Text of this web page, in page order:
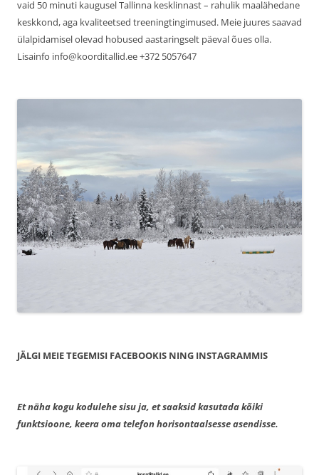
vaid 50 minuti kaugusel Tallinna kesklinnast – rahulik maalähedane
keskkond, aga kvaliteetsed treeningtingimused. Meie juures saavad
ülalpidamisel olevad hobused aastaringselt päeval õues olla.
Lisainfo info@koorditallid.ee +372 5057647
JÄLGI MEIE TEGEMISI FACEBOOKIS NING INSTAGRAMMIS
Et näha kogu kodulehe sisu ja, et saaksid kasutada kõiki
funktsioone, keera oma telefon horisontaalsesse asendisse.